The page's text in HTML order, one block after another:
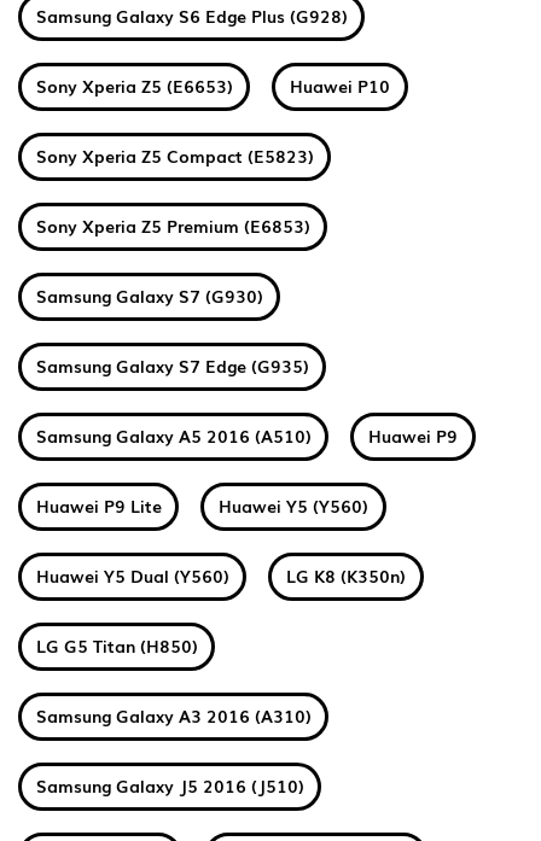
Samsung Galaxy S6 Edge Plus (G928)
Sony Xperia Z5 (E6653) Huawei P10
Sony Xperia Z5 Compact (E5823)
Sony Xperia Z5 Premium (E6853)
Samsung Galaxy S7 (G930)
Samsung Galaxy S7 Edge (G935)
Samsung Galaxy A5 2016 (A510) Huawei P9
Huawei P9 Lite Huawei Y5 (Y560)
Huawei Y5 Dual (Y560) LG K8 (K350n)
LG G5 Titan (H850)
Samsung Galaxy A3 2016 (A310)
Samsung Galaxy J5 2016 (J510)